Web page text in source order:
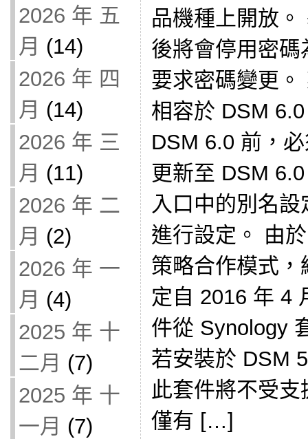
2026 年 五
月 (14)
2026 年 四
月 (14)
2026 年 三
月 (11)
2026 年 二
月 (2)
2026 年 一
月 (4)
2025 年 十
二月 (7)
2025 年 十
一月 (7)
品機種上開放
後將會停用密
要求密碼變更
相容於 DSM
DSM 6.0 前，
更新至 DSM
入口中的別名
進行設定。 由
策略合作模式
定自 2016 年 4
件從 Synology
若安裝於 DSM
此套件將不受
僅有 […]